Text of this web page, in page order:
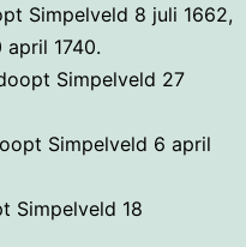
Simpelveld 8 juli 1662,
1740.
Simpelveld 27
Simpelveld 6 april
Simpelveld 18